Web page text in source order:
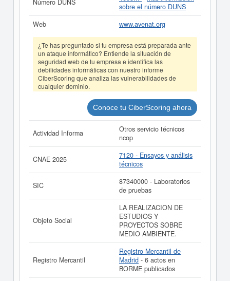
subvención y para informarse de cuales son, puede
hacerlo en esta misma web. Su patrimonio social de la
compañia está entre el rango de 0 a 3.100 €. Esta
empresa ha publicado 6 actos en el BORME y se dió de
alta en el Registro Mercantil de Madrid.
Si está interesado en conocer más datos de la empresa
ASESORIA PARA LA VALORACION DE ECOSISTEMAS
NATURALES SL puedeacceder inmediatamente a este
Informe ampliadode ASESORIA PARA LA
VALORACION DE ECOSISTEMAS NATURALES SL y
consultar los resultados de sus años de actividad, así
como los balances y cuentas de resultados disponibles.
La última actualización del informe de empresa se ha
realizado el 14/05/2025.
Número DUNS
sobre el número DUNS
Web
www.avenat.org
¿Te has preguntado si tu empresa está preparada ante
un ataque informático? Entiende la situación de
seguridad web de tu empresa e identifica las
debilidades informáticas con nuestro informe
CiberScoring que analiza las vulnerabilidades de
cualquier dominio.
Conoce tu CiberScoring ahora
Actividad Informa
Otros servicio técnicos
ncop
CNAE 2025
7120 - Ensayos y análisis
técnicos
SIC
87340000 - Laboratorios
de pruebas
Objeto Social
LA REALIZACION DE
ESTUDIOS Y
PROYECTOS SOBRE
MEDIO AMBIENTE.
Registro Mercantil
Registro Mercantil de
Madrid - 6 actos en
BORME publicados